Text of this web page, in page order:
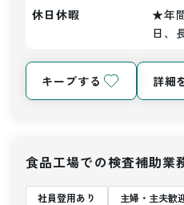
休日休暇
★年
日、
キープする 詳細
食品工場での検査補助業
社員登用あり 主婦・主夫歓